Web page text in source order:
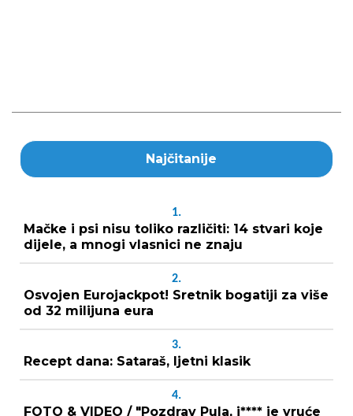
Najčitanije
1.
Mačke i psi nisu toliko različiti: 14 stvari koje
dijele, a mnogi vlasnici ne znaju
2.
Osvojen Eurojackpot! Sretnik bogatiji za više
od 32 milijuna eura
3.
Recept dana: Sataraš, ljetni klasik
4.
FOTO & VIDEO / "Pozdrav Pula, j**** je vruće